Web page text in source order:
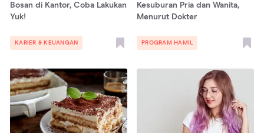
Bosan di Kantor, Coba Lakukan
Yuk!
KARIER & KEUANGAN
Kesuburan Pria dan Wanita,
Menurut Dokter
PROGRAM HAMIL